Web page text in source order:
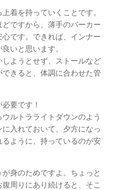
着を持っていくことです。
ですから、薄手のパーカー
です。できれば、インナー
いと思います。
ようとせず、ストールなど
きると、体調に合わせた管
要です！
ルトラライトダウンのよう
入れておいて、夕方になっ
ように、持っているのが安
身のためですよ。ちょっと
周りにあり続けると、そこ